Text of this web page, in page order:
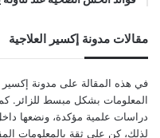
مقالات مدونة إكسير العلاجية
في هذه المقالة على مدونة إكسير
المعلومات بشكل مبسط للزائر.
دراسات علمية مؤكدة، ونضعها
لذلك، كن على ثقة بالمعلومات